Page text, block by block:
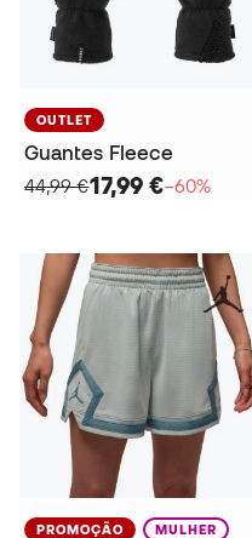
OUTLET
Guantes Fleece
44,99 €17,99 €−60%
PROMOÇÃO MULHER